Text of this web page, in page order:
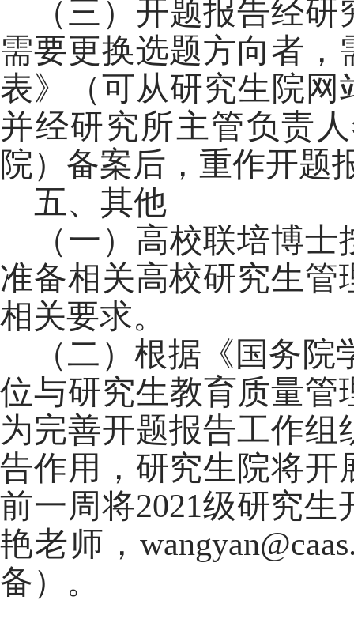
（三）开题报告经
需要更换选题方向者
表》（可从研究生院网
并经研究所主管负责
院）备案后，重作开题
五、其他
（一）高校联培博
准备相关高校研究生
相关要求。
（二）根据《国务
位与研究生教育质量管
为完善开题报告工作
告作用，研究生院将开
前一周将2021级研究
艳老师，
备）。